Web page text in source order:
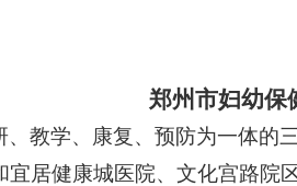
郑州市妇幼保
教学、康复、预防为一体的
居健康城医院、文化宫路院